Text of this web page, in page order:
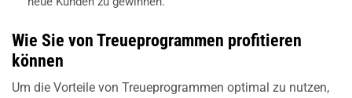
Wie Sie von Treueprogrammen profitieren
können
Um die Vorteile von Treueprogrammen optimal zu nutzen,